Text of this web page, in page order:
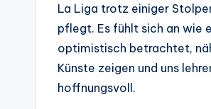
La Liga trotz einiger
pflegt. Es fühlt sich an wie
optimistisch betrachtet,
Künste zeigen und uns
hoffnungsvoll.